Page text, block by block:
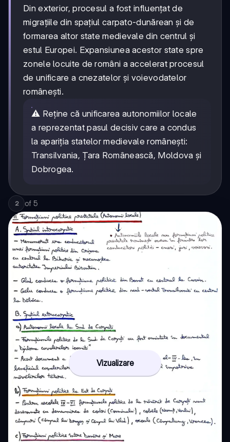
Din exterior, procesul a fost influențat de
migrațiile din spațiul carpato-dunărean și de
formarea altor state medievale din centrul și
estul Europei. Expansiunea acestor state spre
zonele locuite de români a accelerat procesul
de unificare a cnezatelor și voievodatelor
românești.
⚠️ Reține că unificarea autonomiilor locale
a reprezentat pasul decisiv care a condus
la apariția statelor medievale românești:
Transilvania, Țara Românească, Moldova și
Dobrogea.
2 of 5
Vizualizare